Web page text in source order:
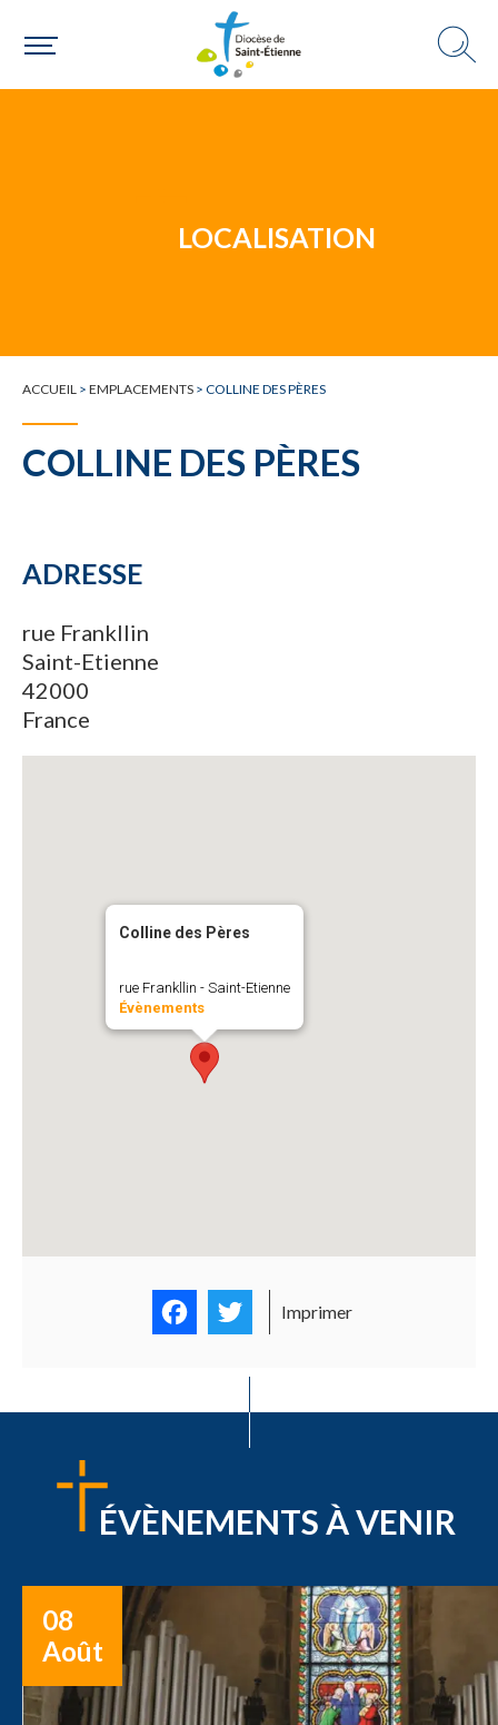
Un mouvement
LOCALISATION
ACCUEIL > EMPLACEMENTS > COLLINE DES PÈRES
COLLINE DES PÈRES
ADRESSE
rue Frankllin
Saint-Etienne
42000
France
Colline des Pères
rue Frankllin - Saint-Etienne
Évènements
FacebookTwitter
Imprimer
ÉVÈNEMENTS À VENIR
08
Août